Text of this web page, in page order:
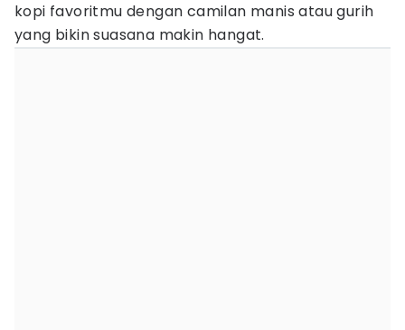
kopi favoritmu dengan camilan manis atau gurih
yang bikin suasana makin hangat.